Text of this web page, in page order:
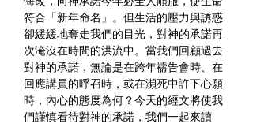
符合「新年命名」。但生活的壓力與誘惑
卻緩緩地奪走我們的目光，對神的承諾再
次淹沒在時間的洪流中。當我們回顧過去
對神的承諾，無論是在跨年禱告會時、在
回應講員的呼召時，或在瀕死中許下心願
時，內心的態度為何？今天的經文將使我
們謹慎看待對神的承諾，我們一起來讀